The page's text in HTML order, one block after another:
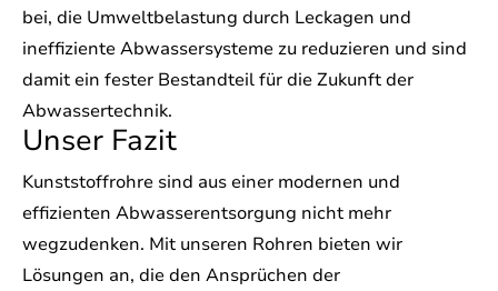
bei, die Umweltbelastung durch Leckagen und
ineffiziente Abwassersysteme zu reduzieren und sind
damit ein fester Bestandteil für die Zukunft der
Abwassertechnik.
Unser Fazit
Kunststoffrohre sind aus einer modernen und
effizienten Abwasserentsorgung nicht mehr
wegzudenken. Mit unseren Rohren bieten wir
Lösungen an, die den Ansprüchen der